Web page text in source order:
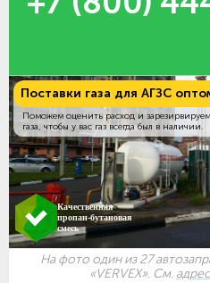
Поставки газа для АГЗС
Поможем оценить расход и
газа, чтобы у вас газ всегда был в наличии.
Качественная
пропан-бутановая
смесь
На фото один из 27
«VERVEX». См.